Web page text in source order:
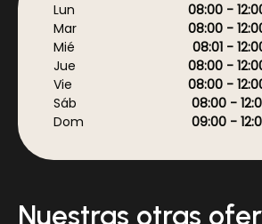
Lun 08:00 -
Mar
08:00 -
Mié
08:01 -
Jue
08:00 -
Vie
08:00 -
Sáb
08:00 -
Dom
09:00 -
Nuestras otras